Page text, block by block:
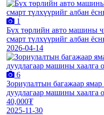
1
Бүх төрлийн авто машины
смарт түлхүүрийг албан
2026-04-14
6
Зориулалтын багажаар ямар
дуудлагаар машины хаалга
40,000₮
2025-11-30